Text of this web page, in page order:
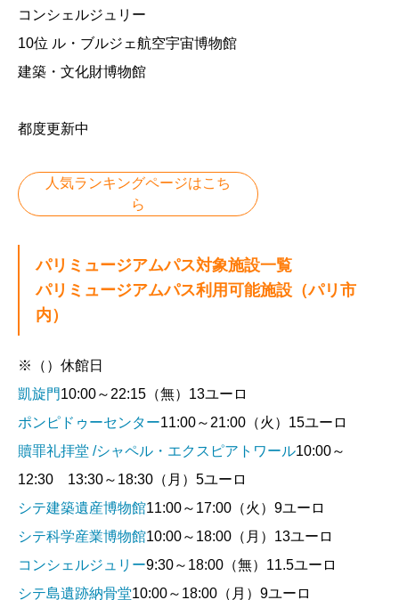
コンシェルジュリー
10位 ル・ブルジェ航空宇宙博物館
建築・文化財博物館
都度更新中
人気ランキングページはこち
ら
パリミュージアムパス対象施設一覧
パリミュージアムパス利用可能施設（パリ市
内）
※（）休館日
凱旋門10:00～22:15（無）13ユーロ
ポンピドゥーセンター11:00～21:00（火）15ユーロ
贖罪礼拝堂 /シャペル・エクスピアトワール10:00～
12:30 13:30～18:30（月）5ユーロ
シテ建築遺産博物館11:00～17:00（火）9ユーロ
シテ科学産業博物館10:00～18:00（月）13ユーロ
コンシェルジュリー9:30～18:00（無）11.5ユーロ
シテ島遺跡納骨堂10:00～18:00（月）9ユーロ